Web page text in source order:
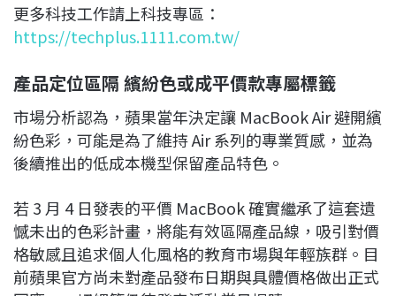
更多科技工作請上科技專區：
https://techplus.1111.com.tw/
產品定位區隔 繽紛色或成平價款專屬標籤
市場分析認為，蘋果當年決定讓 MacBook Air 避開繽
紛色彩，可能是為了維持 Air 系列的專業質感，並為
後續推出的低成本機型保留產品特色。
若 3 月 4 日發表的平價 MacBook 確實繼承了這套遺
憾未出的色彩計畫，將能有效區隔產品線，吸引對價
格敏感且追求個人化風格的教育市場與年輕族群。目
前蘋果官方尚未對產品發布日期與具體價格做出正式